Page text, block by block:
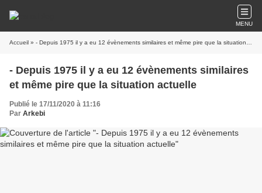
MENU
Accueil » - Depuis 1975 il y a eu 12 évènements similaires et même pire que la situation actuelle
- Depuis 1975 il y a eu 12 évènements similaires
et même pire que la situation actuelle
Publié le 17/11/2020 à 11:16
Par Arkebi